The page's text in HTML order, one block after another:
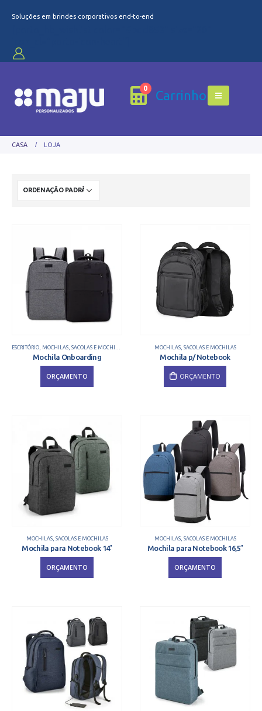
Soluções em brindes corporativos end-to-end
0 Carrinho
CASA LOJA
ESCRITÓRIO, MOCHILAS, SACOLAS E MOCHILAS
Mochila Onboarding
ORÇAMENTO
MOCHILAS, SACOLAS E MOCHILAS
Mochila p/ Notebook
ORÇAMENTO
MOCHILAS, SACOLAS E MOCHILAS
Mochila para Notebook 14″
ORÇAMENTO
MOCHILAS, SACOLAS E MOCHILAS
Mochila para Notebook 16,5″
ORÇAMENTO